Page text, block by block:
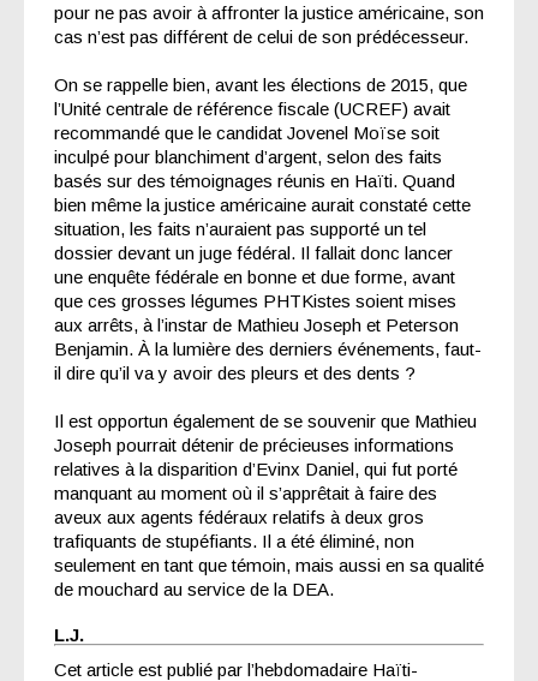
pour ne pas avoir à affronter la justice américaine, son
cas n’est pas différent de celui de son prédécesseur.
On se rappelle bien, avant les élections de 2015, que
l’Unité centrale de référence fiscale (UCREF) avait
recommandé que le candidat Jovenel Moïse soit
inculpé pour blanchiment d’argent, selon des faits
basés sur des témoignages réunis en Haïti. Quand
bien même la justice américaine aurait constaté cette
situation, les faits n’auraient pas supporté un tel
dossier devant un juge fédéral. Il fallait donc lancer
une enquête fédérale en bonne et due forme, avant
que ces grosses légumes PHTKistes soient mises
aux arrêts, à l’instar de Mathieu Joseph et Peterson
Benjamin. À la lumière des derniers événements, faut-
il dire qu’il va y avoir des pleurs et des dents ?
Il est opportun également de se souvenir que Mathieu
Joseph pourrait détenir de précieuses informations
relatives à la disparition d’Evinx Daniel, qui fut porté
manquant au moment où il s’apprêtait à faire des
aveux aux agents fédéraux relatifs à deux gros
trafiquants de stupéfiants. Il a été éliminé, non
seulement en tant que témoin, mais aussi en sa qualité
de mouchard au service de la DEA.
L.J.
Cet article est publié par l’hebdomadaire Haïti-